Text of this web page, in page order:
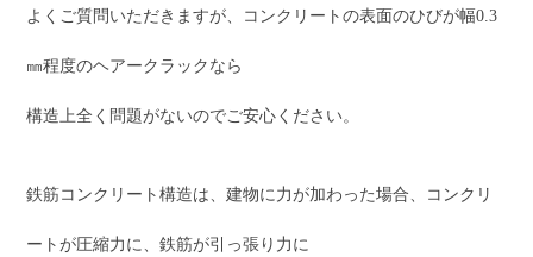
よくご質問いただきますが、コンクリートの表面のひびが幅0.3
㎜程度のヘアークラックなら
構造上全く問題がないのでご安心ください。
鉄筋コンクリート構造は、建物に力が加わった場合、コンクリ
ートが圧縮力に、鉄筋が引っ張り力に